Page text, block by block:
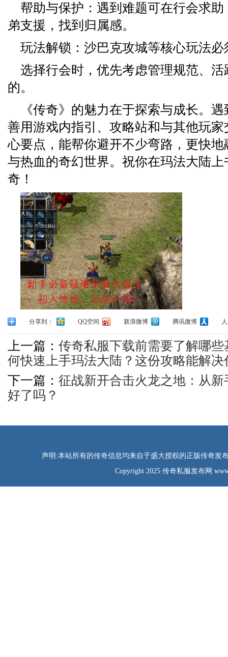
帮助与保护：遇到难题可在行会求
弟支援，找到归属感。
玩法解锁：沙巴克攻城等核心玩法
选择行会时，优先考虑管理规范、
的。
《传奇》的魅力在于探索与成长。
善用游戏内指引、攻略站和与其他玩
心要点，能帮你避开不少弯路，更快
与热血的奇幻世界。祝你在玛法大陆
奇！
分享到： QQ空间 新浪微博 腾讯微博
上一篇： 传奇私服下载前需要了解哪
何快速上手玛法大陆？这份攻略能解
下一篇： 征战新开合击火龙之地：从
好了吗？
声明:本站所有的传奇信息均来自于盛大授权的正版传奇发
Copyright 2025 传奇私服发布网